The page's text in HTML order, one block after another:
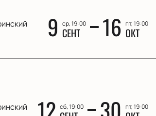
9 ср, 19:00
СЕНТ 16 пт, 19:00
ОКТ
сб, 19:00 пт, 19:00